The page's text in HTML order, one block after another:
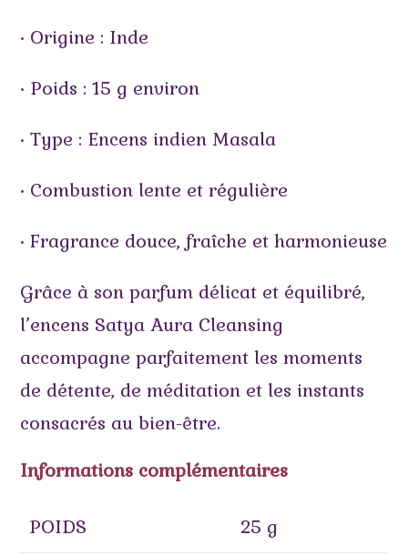
• Origine : Inde
• Poids : 15 g environ
• Type : Encens indien Masala
• Combustion lente et régulière
• Fragrance douce, fraîche et harmonieuse
Grâce à son parfum délicat et équilibré,
l’encens Satya Aura Cleansing
accompagne parfaitement les moments
de détente, de méditation et les instants
consacrés au bien-être.
Informations complémentaires
POIDS 25 g